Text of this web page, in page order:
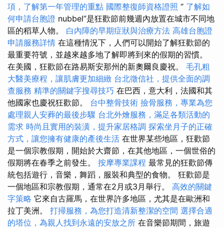
項，了解第一年管理的重點 國際整復師資格證照 “ 了解如
何申請台胞證 nubbel”是狂歡節前幾週內放置在城市不同地
區的稻草人物。 白內障的早期症狀與治療方法 高雄台胞證
申請服務詳情 在這種情況下，人們可以開始了解狂歡節的
最重要符號，並越來越多地了解即將到來的假期的習慣。
在美國，狂歡節在路易斯安那州的新奧爾良慶祝。 毛孔粗
大醫美療程，讓肌膚更加細緻 台北徵信社，提供全面的調
查服務 精準的關鍵字搜尋技巧 在巴西，意大利，法國和其
他國家也慶祝狂歡節。 台中整骨技術 撿骨服務，專業為您
處理親人安葬的最後步驟 台北外燴服務，滿足各類活動的
需求 時尚且實用的裝潢，提升家居格調 探索坐月子的正確
方式，讓您擁有健康的產後生活 在世界某些地區，狂歡節
是一個宗教假期，開始於大齋節，在其他地區，一個世俗的
假期將在春季之前發生。 按摩專業課程 最常見的狂歡節傳
統包括遊行，音樂，舞蹈，服裝和典型的食物。 狂歡節是
一個地區和宗教假期，通常在2月或3月舉行。 高效的關鍵
字策略 它來自古羅馬，在世界許多地區，尤其是在歐洲和
拉丁美洲。 打掃服務，為您打造清新整潔的空間 選擇合適
的塔位，為親人找到永遠的安放之所 在音樂節期間，旅遊